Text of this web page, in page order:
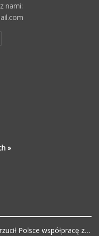
nami:
»
Polsce współpracę z…